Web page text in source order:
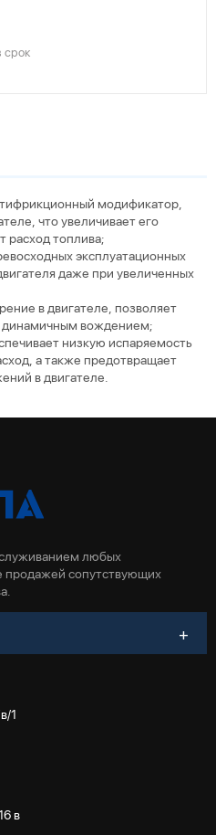
срок
модификатор,
что увеличивает его
топлива;
эксплуатационных
даже при увеличенных
в двигателе, позволяет
динамичным вождением;
низкую испаряемость
а также предотвращает
в двигателе.
любых
продажей сопутствующих
1
в